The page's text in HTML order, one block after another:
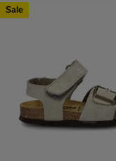
Sale